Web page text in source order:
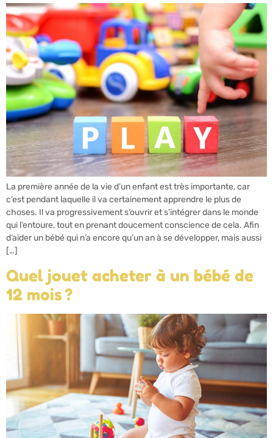
La première année de la vie d’un enfant est très importante, car
c’est pendant laquelle il va certainement apprendre le plus de
choses. Il va progressivement s’ouvrir et s’intégrer dans le monde
qui l’entoure, tout en prenant doucement conscience de cela. Afin
d’aider un bébé qui n’a encore qu’un an à se développer, mais aussi
[…]
Quel jouet acheter à un bébé de
12 mois ?